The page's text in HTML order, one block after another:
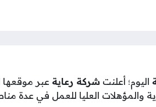
اليوم؛ أعلنت شركة رعاية عبر
الثانوية والمؤهلات العليا للعمل في